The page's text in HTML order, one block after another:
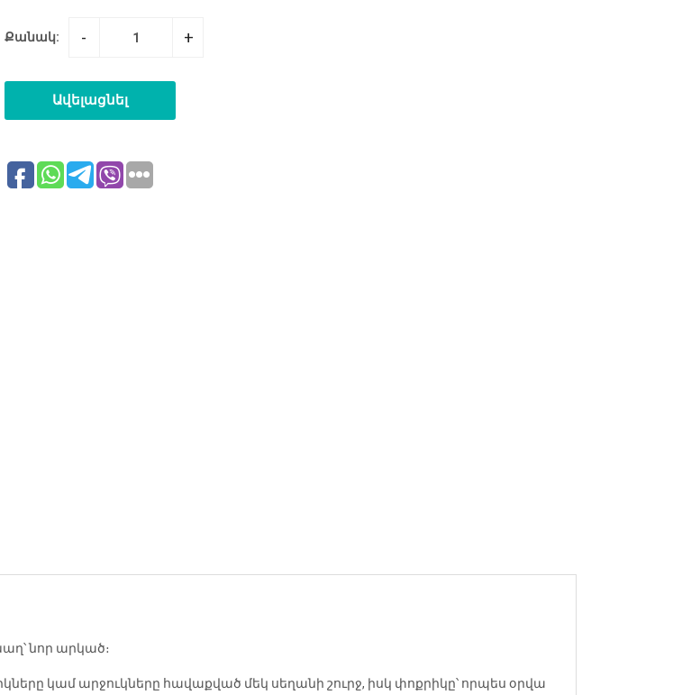
Քանակ: - +
Ավելացնել
նոր արկած։
կամ արջուկները հավաքված մեկ սեղանի շուրջ, իսկ փոքրիկը՝ որպես օրվա